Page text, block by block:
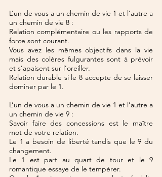
L’un de vous a un chemin de vie 1 et l’autre a
un chemin de vie 8 :
Relation complémentaire ou les rapports de
force sont courant.
Vous avez les mêmes objectifs dans la vie
mais des colères fulgurantes sont à prévoir
et s’apaisent sur l’oreiller.
Relation durable si le 8 accepte de se laisser
dominer par le 1.
L’un de vous a un chemin de vie 1 et l’autre a
un chemin de vie 9 :
Savoir faire des concessions est le maître
mot de votre relation.
Le 1 a besoin de liberté tandis que le 9 du
changement.
Le 1 est part au quart de tour et le 9
romantique essaye de le tempérer.